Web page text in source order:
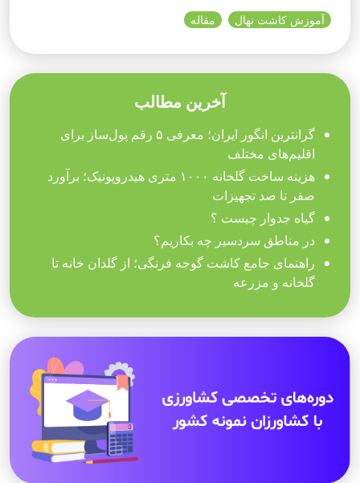
آموزش کاشت نهال مقاله
آخرین مطالب
گرانترین انگور ایران؛ معرفی ۵ رقم پول‌ساز برای
اقلیم‌های مختلف
هزینه ساخت گلخانه ۱۰۰۰ متری هیدروپونیک؛ برآورد
صفر تا صد تجهیزات
گیاه جدوار چیست ؟
در مناطق سردسیر چه بکاریم؟
راهنمای جامع کاشت گوجه فرنگی؛ از گلدان خانه تا
گلخانه و مزرعه